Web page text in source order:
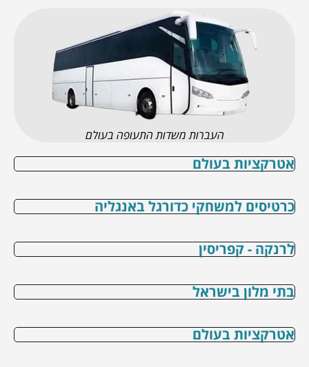
העברות משדות התעופה בעולם
אטרקציות בעולם
כרטיסים למשחקי כדורגל באנגליה
לרנקה - קפריסין
בתי מלון בישראל
אטרקציות בעולם